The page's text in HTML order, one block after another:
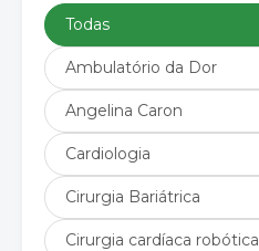
Todas
Ambulatório da Dor
Angelina Caron
Cardiologia
Cirurgia Bariátrica
Cirurgia cardíaca robótica